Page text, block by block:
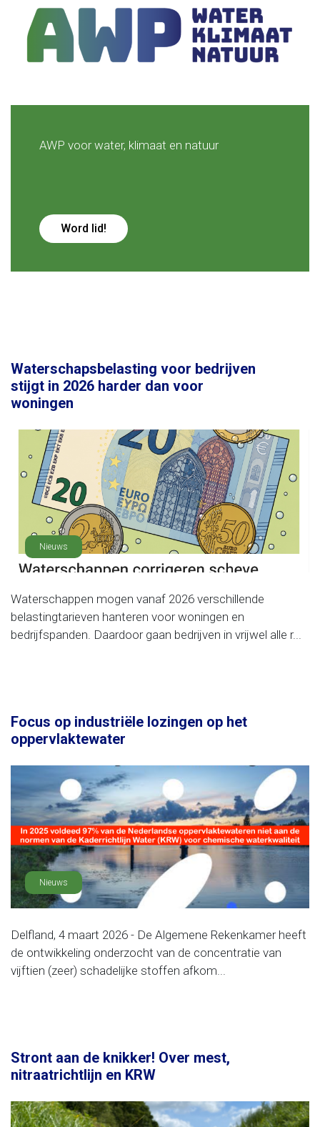
AWP voor water, klimaat en natuur
Word lid!
Waterschapsbelasting voor bedrijven
stijgt in 2026 harder dan voor
woningen
Nieuws
Waterschappen mogen vanaf 2026 verschillende
belastingtarieven hanteren voor woningen en
bedrijfspanden. Daardoor gaan bedrijven in vrijwel alle r...
Focus op industriële lozingen op het
oppervlaktewater
Nieuws
Delfland, 4 maart 2026 - De Algemene Rekenkamer heeft
de ontwikkeling onderzocht van de concentratie van
vijftien (zeer) schadelijke stoffen afkom...
Stront aan de knikker! Over mest,
nitraatrichtlijn en KRW